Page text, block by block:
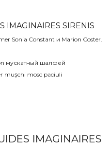
IMAGINAIRES SIRENIS
Sonia Constant и Marion Coster.
мускатный шалфей
mușchi mosc paciuli
IMAGINAIRES